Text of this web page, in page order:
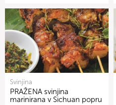
Svinjina
PRAŽENA svinjina
marinirana v Sichuan popru